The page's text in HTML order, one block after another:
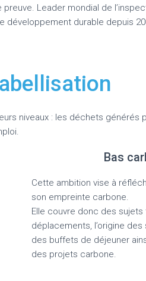
Leader mondial de
développement durable depuis
niveaux : les déchets
Bas
Cette ambition vise à
son empreinte carbone.
Elle couvre donc des sujets
déplacements, l’origine
des buffets de déjeuner
des projets carbone.